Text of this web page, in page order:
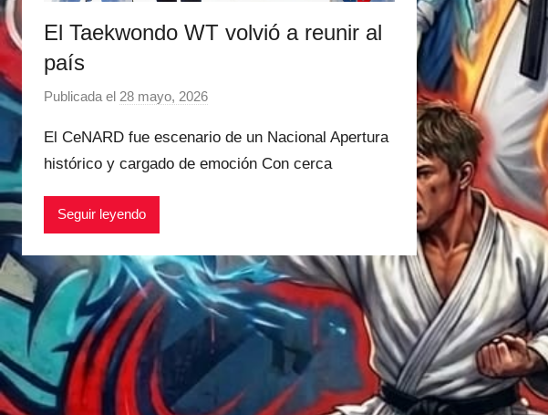
El Taekwondo WT volvió a reunir al
país
Publicada el 28 mayo, 2026
r
M
a
s
M
a
r
El CeNARD fue escenario de un Nacional Apertura
histórico y cargado de emoción Con cerca
Seguir leyendo